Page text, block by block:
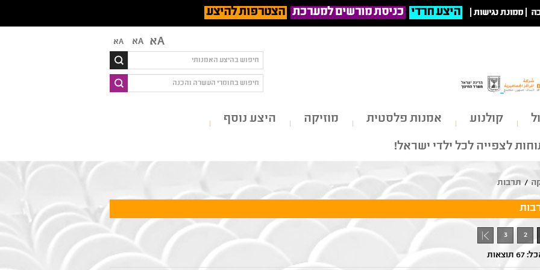
ממונת נגישות היצע חרדי כניסת מורשים למערכת הצטרפות להיצע
Aא Aא Aא
קולנוע אמנות פלסטית מוזיקה
היצע נוסף
לצפייה לכל ילדי ישראל!
/ תרבות
2
3
תוצאות